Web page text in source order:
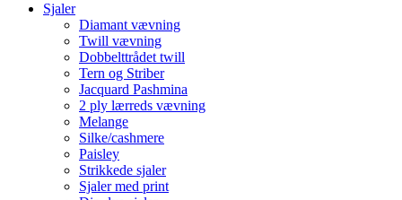
Sjaler
Diamant vævning
Twill vævning
Dobbelttrådet twill
Tern og Striber
Jacquard Pashmina
2 ply lærreds vævning
Melange
Silke/cashmere
Paisley
Strikkede sjaler
Sjaler med print